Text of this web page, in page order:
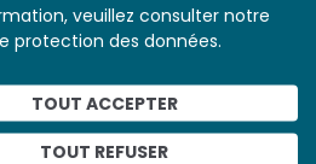
veuillez consulter notre
protection des données.
TOUT ACCEPTER
TOUT REFUSER
Représentations de la
la fin du XIX siècle